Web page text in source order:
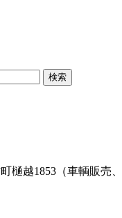
樋越1853（車輌販売、